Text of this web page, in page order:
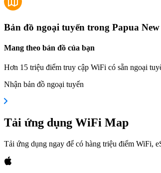
Bản đồ ngoại tuyến trong Papua
Mang theo bản đồ của bạn
Hơn 15 triệu điểm truy cập WiFi có sẵn ngoại
Nhận bản đồ ngoại tuyến
Tải ứng dụng WiFi Map
Tải ứng dụng ngay để có hàng triệu điểm WiFi,